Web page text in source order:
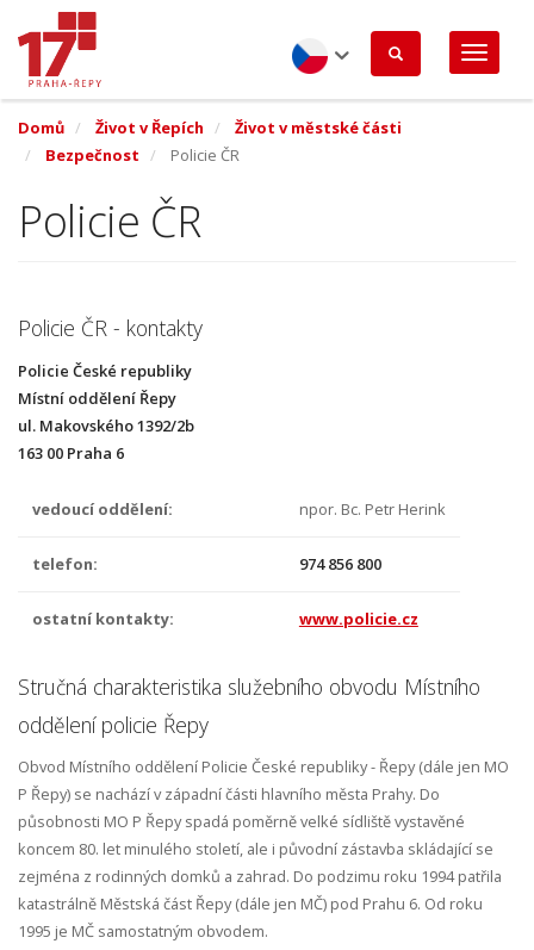
hlavnímu
obsahu
Czech
Domů
Život v Řepích
Život v městské části
Bezpečnost
Policie ČR
Policie ČR
Policie ČR - kontakty
Policie České republiky
Místní oddělení Řepy
ul. Makovského 1392/2b
163 00 Praha 6
vedoucí oddělení: npor. Bc. Petr Herink
telefon: 974 856 800
ostatní kontakty: www.policie.cz
Stručná charakteristika služebního obvodu Místního
oddělení policie Řepy
Obvod Místního oddělení Policie České republiky - Řepy (dále jen MO
P Řepy) se nachází v západní části hlavního města Prahy. Do
působnosti MO P Řepy spadá poměrně velké sídliště vystavěné
koncem 80. let minulého století, ale i původní zástavba skládající se
zejména z rodinných domků a zahrad. Do podzimu roku 1994 patřila
katastrálně Městská část Řepy (dále jen MČ) pod Prahu 6. Od roku
1995 je MČ samostatným obvodem.